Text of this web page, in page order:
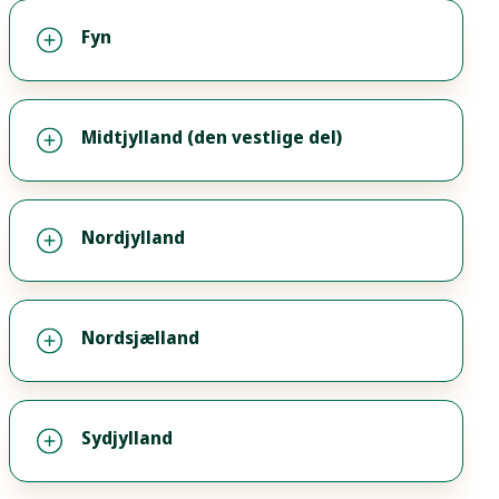
Fyn
Midtjylland (den vestlige del)
Nordjylland
Nordsjælland
Sydjylland